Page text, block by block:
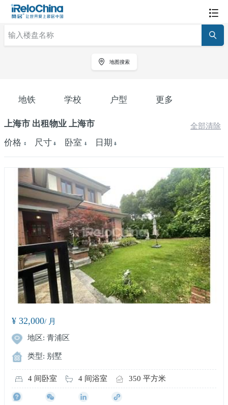
地图搜索
地铁 学校 户型 更多
上海市 出租物业 上海市 全部清除
价格 尺寸 卧室 日期
¥ 32,000/ 月
地区: 青浦区
类型: 别墅
4 间卧室 4 间浴室 350 平方米